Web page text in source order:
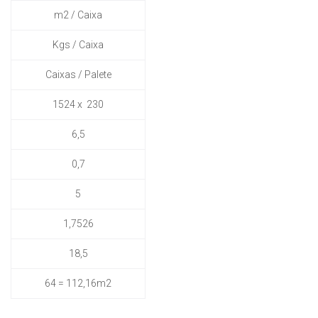
m2 / Caixa
Kgs / Caixa
Caixas / Palete
1524 x 230
6,5
0,7
5
1,7526
18,5
64 = 112,16m2